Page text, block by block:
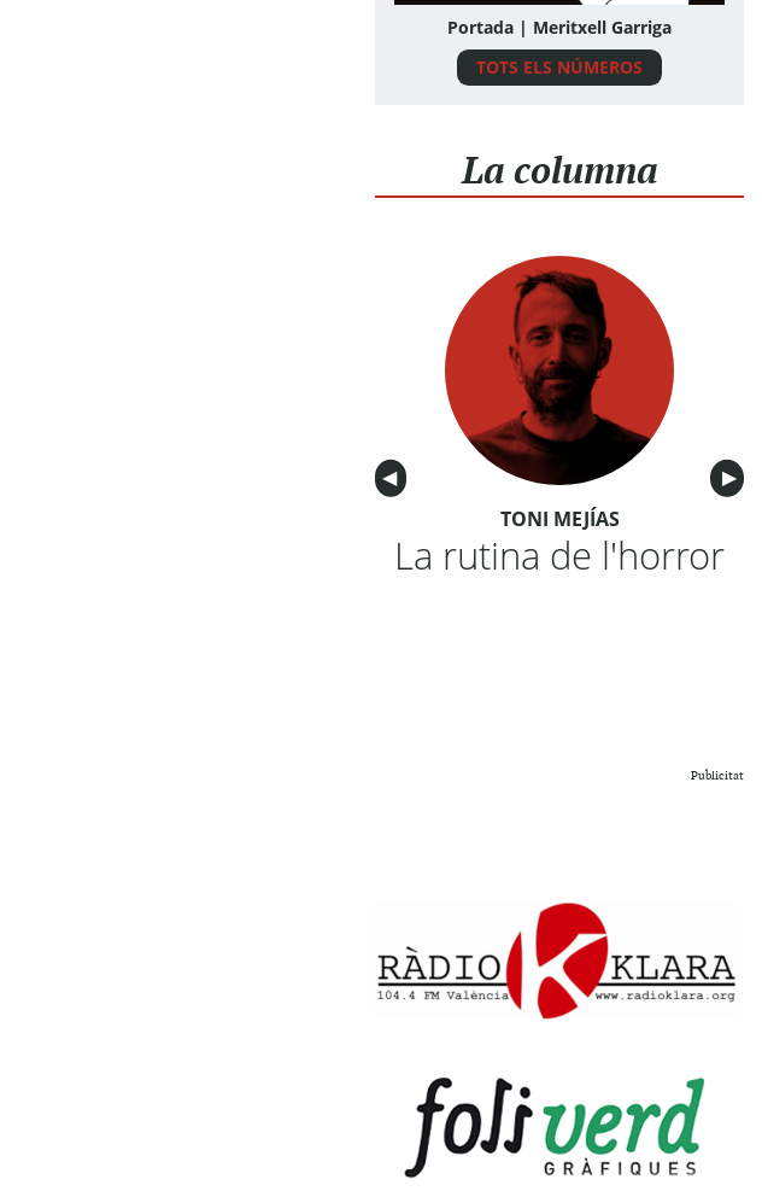
Portada | Meritxell Garriga
TOTS ELS NÚMEROS
La columna
Anterior
◀︎ ▶︎
TONI MEJÍAS
La rutina de l'horror
Publicitat